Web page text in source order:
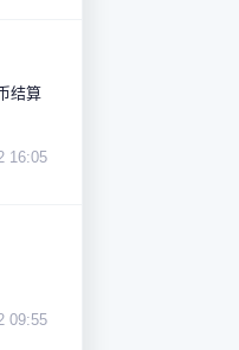
结算
16:05
09:55